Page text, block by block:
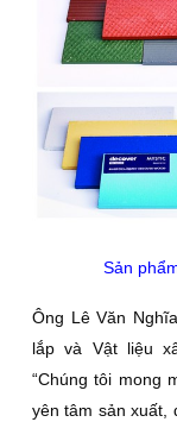
Sản
Ông Lê Văn
lắp và Vật liệu
“Chúng tôi mong
yên tâm sản xuất,